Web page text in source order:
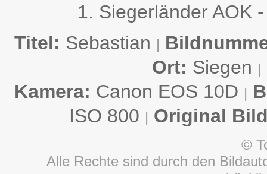
1. Siegerländer AOK
Titel: Sebastian |
Ort: Siegen |
Kamera: Canon EOS 10D |
ISO 800 | Original
©
Alle Rechte sind durch den